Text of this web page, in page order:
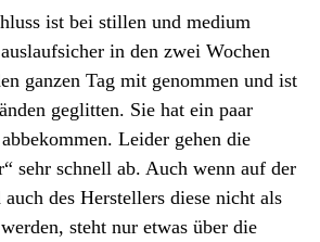
ist bei stillen und medium
in den zwei Wochen
ganzen Tag mit genommen und ist
geglitten. Sie hat ein paar
Leider gehen die
sehr schnell ab. Auch wenn auf der
auch des Herstellers diese nicht als
steht nur etwas über die